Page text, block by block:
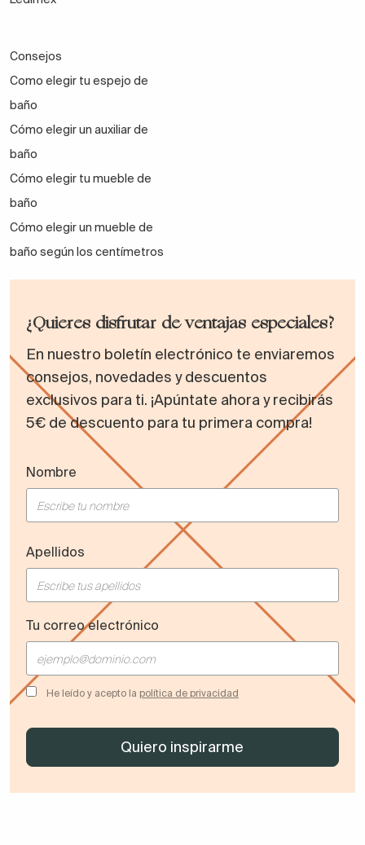
Consejos
Como elegir tu espejo de
baño
Cómo elegir un auxiliar de
baño
Cómo elegir tu mueble de
baño
Cómo elegir un mueble de
baño según los centímetros
¿Quieres disfrutar de ventajas especiales?
En nuestro boletín electrónico te enviaremos
consejos, novedades y descuentos
exclusivos para ti. ¡Apúntate ahora y recibirás
5€ de descuento para tu primera compra!
Nombre
Apellidos
Tu correo electrónico
He leído y acepto la política de privacidad